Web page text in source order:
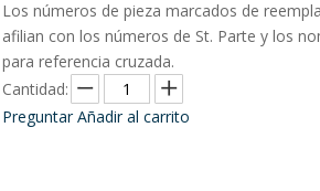
Los números de pieza marcados de
afilian con los números de St. Parte y los
para referencia cruzada.
Cantidad:
Preguntar Añadir al carrito